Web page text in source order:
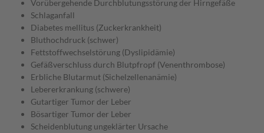
Vorübergehende Durchblutungsstörung der Hirngefäße
Schlaganfall
Diabetes mellitus (Zuckerkrankheit)
Bluthochdruck (schwer)
Fettstoffwechselstörung (Dyslipidämie)
Gefäßverschluss durch Blutpfropf (Venenthrombose)
Erbliche Blutarmut (Sichelzellenanämie)
Lebererkrankung (schwere)
Gutartiger Tumor der Leber
Bösartiger Tumor der Leber
Scheidenblutung ungeklärter Ursache